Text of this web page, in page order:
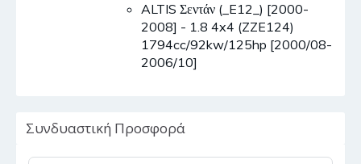
ALTIS Σεντάν (_E12_) [2000-
2008] - 1.8 4x4 (ZZE124)
1794cc/92kw/125hp [2000/08-
2006/10]
Συνδυαστική Προσφορά